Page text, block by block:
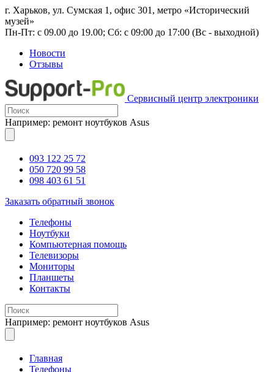
г. Харьков, ул. Сумская 1, офис 301, метро «Исторический
музей»
Пн-Пт: с 09.00 до 19.00; Сб: с 09:00 до 17:00 (Вс - выходной)
Новости
Отзывы
Сервисный центр электроники
Например: ремонт ноутбуков Asus
093 122 25 72
050 720 99 58
098 403 61 51
Заказать обратный звонок
Телефоны
Ноутбуки
Компьютерная помощь
Телевизоры
Мониторы
Планшеты
Контакты
Например: ремонт ноутбуков Asus
Главная
Телефоны